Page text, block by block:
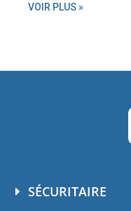
VOIR PLUS »
SÉCURITAIRE